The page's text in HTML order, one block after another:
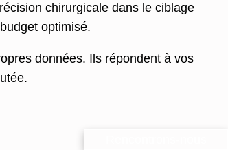
chirurgicale dans le ciblage
optimisé.
données. Ils répondent à vos